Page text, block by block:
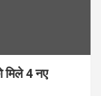
मिले 4 नए